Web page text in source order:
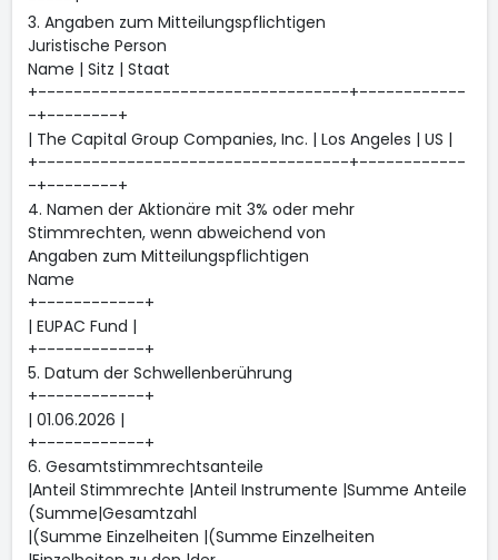
3. Angaben zum Mitteilungspflichtigen
Juristische Person
Name | Sitz | Staat
+-----------------------------------+------------
-+--------+
| The Capital Group Companies, Inc. | Los Angeles | US |
+-----------------------------------+------------
-+--------+
4. Namen der Aktionäre mit 3% oder mehr
Stimmrechten, wenn abweichend von
Angaben zum Mitteilungspflichtigen
Name
+------------+
| EUPAC Fund |
+------------+
5. Datum der Schwellenberührung
+------------+
| 01.06.2026 |
+------------+
6. Gesamtstimmrechtsanteile
|Anteil Stimmrechte |Anteil Instrumente |Summe Anteile
(Summe|Gesamtzahl
|(Summe Einzelheiten |(Summe Einzelheiten